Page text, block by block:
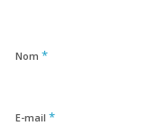
Nom *
E-mail *